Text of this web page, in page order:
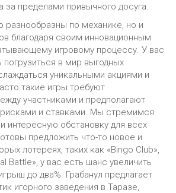
за пределами привычного досуга.
разнообразны по механике, но и
благодаря своим инновационным
игровому процессу. У вас
в мир выгодных
уникальными акциями и
такие игры требуют
участниками и предполагают
рисками и ставками. Мы стремимся
интересную обстановку для всех
предложить что-то новое и
лотереях, таких как «Bingo Club»,
Battle», у вас есть шанс увеличить
до два%. Грабанул предлагает
игорного заведения в Таразе,